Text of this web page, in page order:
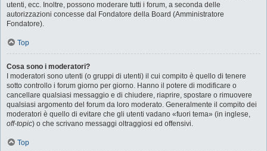
utenti, ecc. Inoltre, possono moderare tutti i forum, a seconda delle
autorizzazioni concesse dal Fondatore della Board (Amministratore
Fondatore).
Top
Cosa sono i moderatori?
I moderatori sono utenti (o gruppi di utenti) il cui compito è quello di tenere
sotto controllo i forum giorno per giorno. Hanno il potere di modificare o
cancellare qualsiasi messaggio e di chiudere, riaprire, spostare o rimuovere
qualsiasi argomento del forum da loro moderato. Generalmente il compito dei
moderatori è quello di evitare che gli utenti vadano «fuori tema» (in inglese,
off-topic) o che scrivano messaggi oltraggiosi ed offensivi.
Top